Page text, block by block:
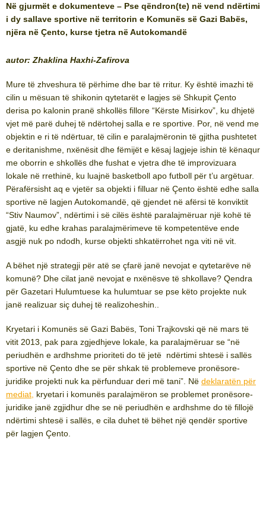
Në gjurmët e dokumenteve – Pse qëndron(te) në vend ndërtimi
i dy sallave sportive në territorin e Komunës së Gazi Babës,
njëra në Çento, kurse tjetra në Autokomandë
autor: Zhaklina Haxhi-Zafirova
Mure të zhveshura të përhime dhe bar të rritur. Ky është imazhi të
cilin u mësuan të shikonin qytetarët e lagjes së Shkupit Çento
derisa po kalonin pranë shkollës fillore “Kërste Misirkov”, ku dhjetë
vjet më parë duhej të ndërtohej salla e re sportive. Por, në vend me
objektin e ri të ndërtuar, të cilin e paralajmëronin të gjitha pushtetet
e deritanishme, nxënësit dhe fëmijët e kësaj lagjeje ishin të kënaqur
me oborrin e shkollës dhe fushat e vjetra dhe të improvizuara
lokale në rrethinë, ku luajnë basketboll apo futboll për t’u argëtuar.
Përafërsisht aq e vjetër sa objekti i filluar në Çento është edhe salla
sportive në lagjen Autokomandë, që gjendet në afërsi të konviktit
“Stiv Naumov”, ndërtimi i së cilës është paralajmëruar një kohë të
gjatë, ku edhe krahas paralajmërimeve të kompetentëve ende
asgjë nuk po ndodh, kurse objekti shkatërrohet nga viti në vit.
A bëhet një strategji për atë se çfarë janë nevojat e qytetarëve në
komunë? Dhe cilat janë nevojat e nxënësve të shkollave? Qendra
për Gazetari Hulumtuese ka hulumtuar se pse këto projekte nuk
janë realizuar siç duhej të realizoheshin..
Kryetari i Komunës së Gazi Babës, Toni Trajkovski që në mars të
vitit 2013, pak para zgjedhjeve lokale, ka paralajmëruar se “në
periudhën e ardhshme prioriteti do të jetë ndërtimi shtesë i sallës
sportive në Çento dhe se për shkak të problemeve pronësore-
juridike projekti nuk ka përfunduar deri më tani”. Në deklaratën për
mediat kryetari i komunës paralajmëron se problemet pronësore-
juridike janë zgjidhur dhe se në periudhën e ardhshme do të fillojë
ndërtimi shtesë i sallës, e cila duhet të bëhet një qendër sportive
për lagjen Çento.